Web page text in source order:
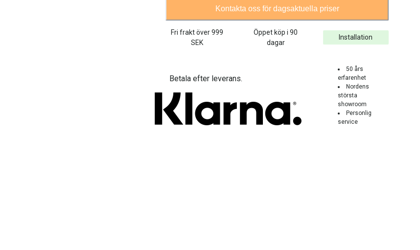
Kontakta oss för dagsaktuella priser
Fri frakt över999
SEK
Öppet köp i 90
dagar
Installation
Betala efter leverans.
50 års
erfarenhet
Nordens
största
showroom
Personlig
service